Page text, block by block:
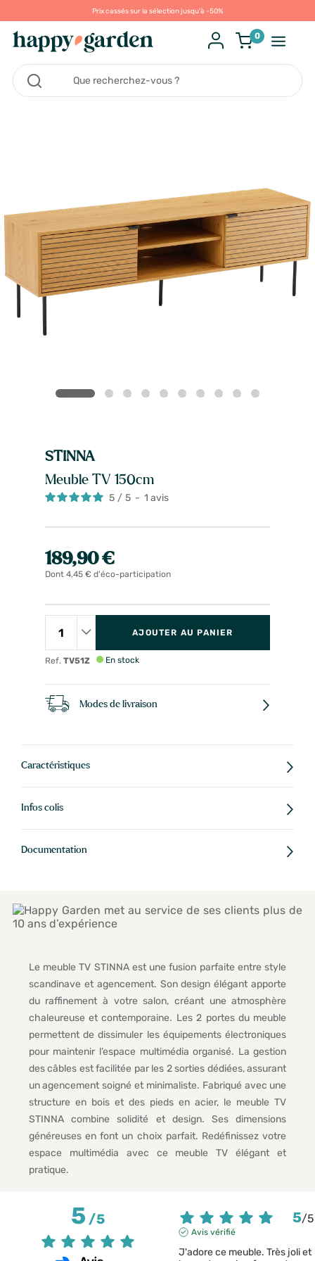
Prix cassés sur la sélection jusqu'à -50%
0
STINNA
Meuble TV 150cm
5 / 5 - 1 avis
189,90 €
Dont 4,45 € d'éco-participation
Ref. TV51Z
AJOUTER AU PANIER
En stock
Modes de livraison
Caractéristiques
Infos colis
Documentation
Le meuble TV STINNA est une fusion parfaite entre style
scandinave et agencement. Son design élégant apporte
du raffinement à votre salon, créant une atmosphère
chaleureuse et contemporaine. Les 2 portes du meuble
permettent de dissimuler les équipements électroniques
pour maintenir l’espace multimédia organisé. La gestion
des câbles est facilitée par les 2 sorties dédiées, assurant
un agencement soigné et minimaliste. Fabriqué avec une
structure en bois et des pieds en acier, le meuble TV
STINNA combine solidité et design. Ses dimensions
généreuses en font un choix parfait. Redéfinissez votre
espace multimédia avec ce meuble TV élégant et
pratique.
5/5 5/5
Avis vérifié
J'adore ce meuble. Très joli et